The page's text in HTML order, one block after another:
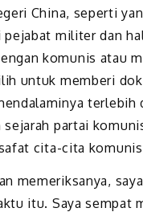
China, seperti
pejabat militer dan
komunis atau
untuk memberi
sejarah partai
cita-cita
memeriksanya,
itu. Saya sempat